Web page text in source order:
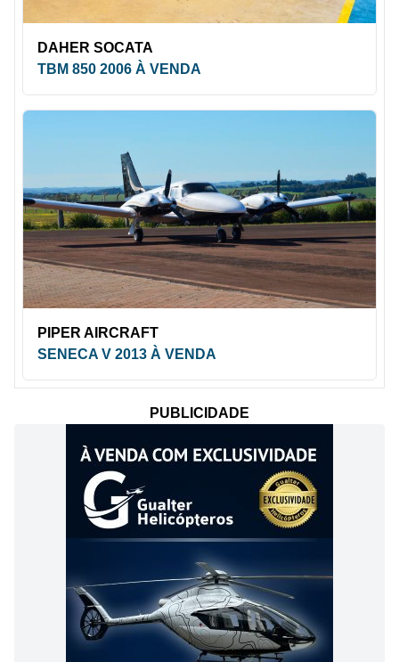
DAHER SOCATA
TBM 850 2006 À VENDA
PIPER AIRCRAFT
SENECA V 2013 À VENDA
PUBLICIDADE